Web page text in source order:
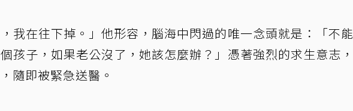
我在往下掉。」他形容，腦海中閃過的唯一念頭就是：「不能
孩子，如果老公沒了，她該怎麼辦？」憑著強烈的求生意志，
隨即被緊急送醫。